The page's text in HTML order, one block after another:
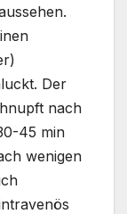
Der
nach
45 min
wenigen